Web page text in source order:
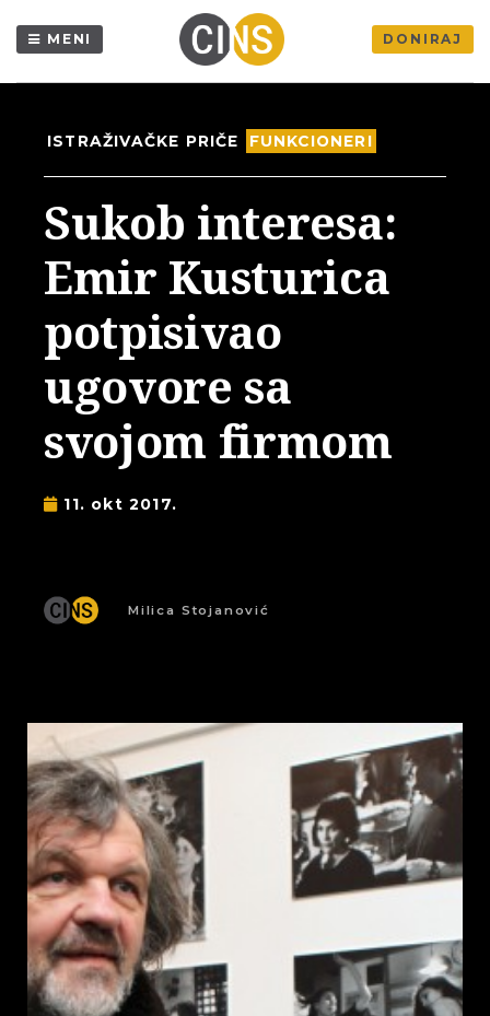
MENI DONIRAJ
ISTRAŽIVAČKE PRIČE FUNKCIONERI
Sukob interesa:
Emir Kusturica
potpisivao
ugovore sa
svojom firmom
11. okt 2017.
Milica Stojanović